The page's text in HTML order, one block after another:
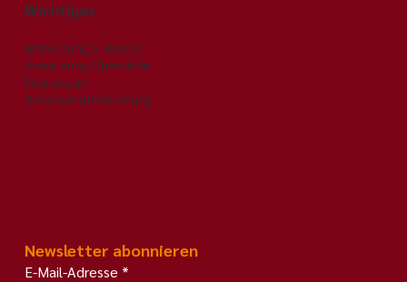
Wichtiges
Anmeldung 5. Klasse
Anmeldung Oberstufe
Impressum
Datenschutzerklärung
Newsletter abonnieren
E-Mail-Adresse *